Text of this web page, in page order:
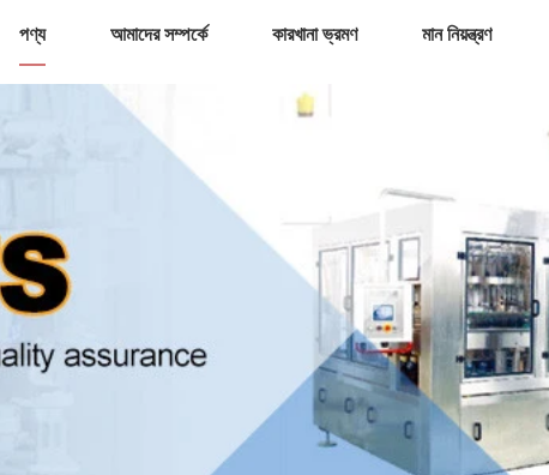
পণ্য আমাদের সম্পর্কে কারখানা ভ্রমণ মান নিয়ন্ত্রণ